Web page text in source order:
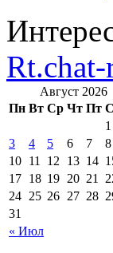
Август 2026
Пн Вт Ср Чт Пт
« Июл
1
3
4 5 6 7 8
10 11 12 13 14
17 18 19 20 21
24 25 26 27 28
31